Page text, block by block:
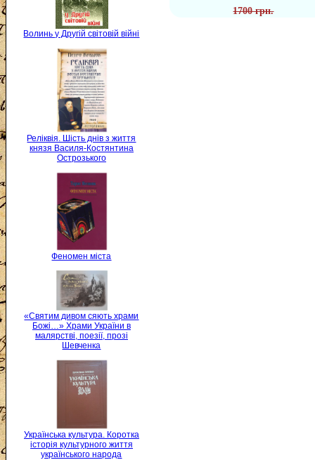
Волинь у Другій світовій війні
Реліквія. Шість днів з життя
князя Василя-Костянтина
Острозького
Феномен міста
«Святим дивом сяють храми
Божі…» Храми України в
малярстві, поезії, прозі
Шевченка
Українська культура. Коротка
історія культурного життя
українського народа
1700 грн.